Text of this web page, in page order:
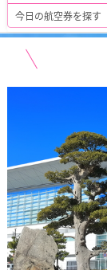
今日の航空券を探す